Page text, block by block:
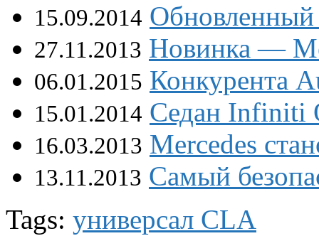
15.09.2014 Обновленный
27.11.2013 Новинка —
06.01.2015 Конкурента
15.01.2014 Седан Infiniti
16.03.2013 Mercedes
13.11.2013 Самый
Tags: универсал CLA